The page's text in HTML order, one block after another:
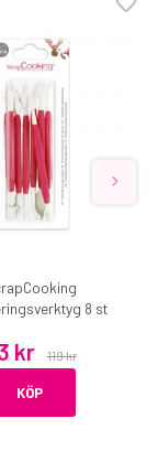
8 st
kr 119 kr
KÖP